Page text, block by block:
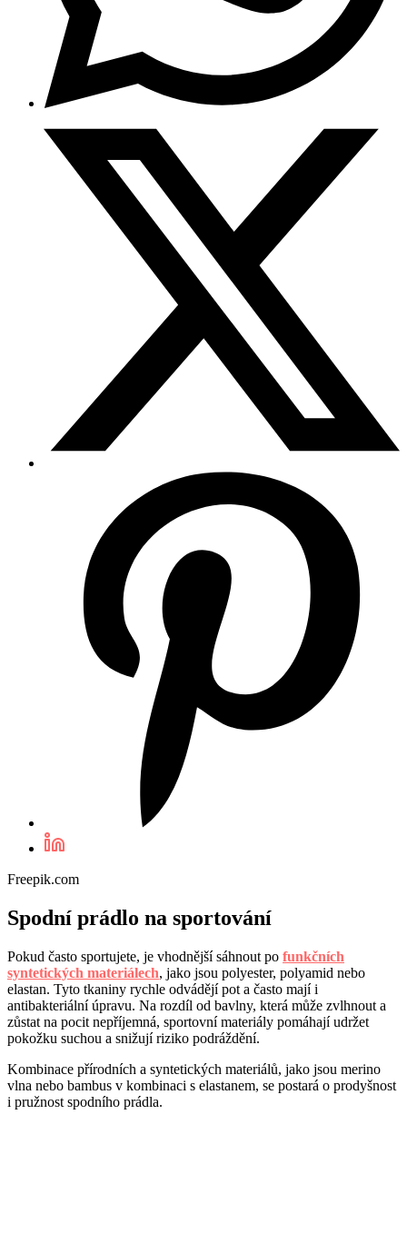
Freepik.com
Spodní prádlo na sportování
Pokud často sportujete, je vhodnější sáhnout po funkčních
syntetických materiálech, jako jsou polyester, polyamid nebo
elastan. Tyto tkaniny rychle odvádějí pot a často mají i
antibakteriální úpravu. Na rozdíl od bavlny, která může zvlhnout a
zůstat na pocit nepříjemná, sportovní materiály pomáhají udržet
pokožku suchou a snižují riziko podráždění.
Kombinace přírodních a syntetických materiálů, jako jsou merino
vlna nebo bambus v kombinaci s elastanem, se postará o prodyšnost
i pružnost spodního prádla.